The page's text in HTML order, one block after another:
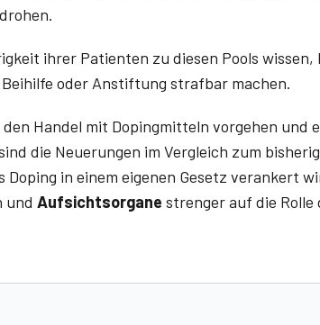
ihrer Patienten zu diesen Pools wissen,
oder Anstiftung strafbar machen.
Handel mit Dopingmitteln vorgehen und
die Neuerungen im Vergleich zum
in einem eigenen Gesetz verankert
und Aufsichtsorgane strenger auf die